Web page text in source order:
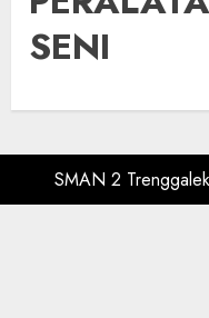
SENI
SMAN 2 Trenggalek